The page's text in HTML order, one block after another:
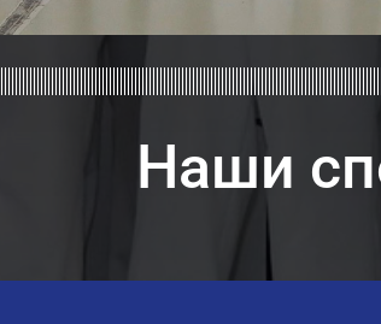
Наши